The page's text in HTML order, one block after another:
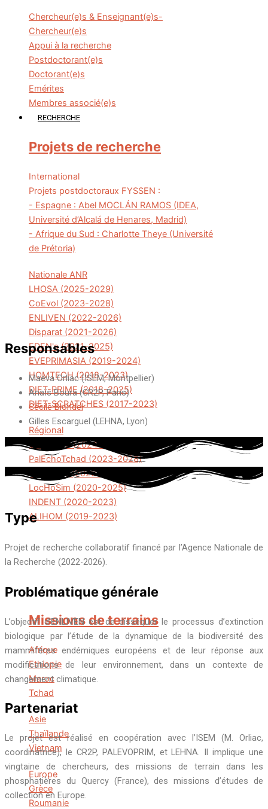
Chercheur(e)s & Enseignant(e)s-
Chercheur(e)s
Appui à la recherche
Postdoctorant(e)s
Doctorant(e)s
Emérites
Membres associé(e)s
RECHERCHE
Projets de recherche
International
Projets postdoctoraux FYSSEN :
- Espagne : Abel MOCLÁN RAMOS (IDEA,
Université d’Alcalá de Henares, Madrid)
- Afrique du Sud : Charlotte Theye (Université
de Prétoria)
Nationale ANR
LHOSA (2025-2029)
CoEvol (2023-2028)
ENLIVEN (2022-2026)
Disparat (2021-2026)
EDEN's (2021-2025)
EVEPRIMASIA (2019-2024)
HOMTECH (2018-2023)
DIET-PRIME (2018-2025)
DIET-SCRATCHES (2017-2023)
Régional
COVAROS (2024-2029)
PalEchoTchad (2023-2028)
AQUAPAL (2022-2027)
LocHoSim (2020-2025)
INDENT (2020-2023)
ALIHOM (2019-2023)
Missions de terrains
Afrique
Ethiopie
Maroc
Tchad
Asie
Thaïlande
Vietnam
Europe
Grèce
Roumanie
Responsables
Maeva Orliac (ISEM, Montpellier)
Anaïs Boura (CR2P, Paris)
Cécile Blondel
Gilles Escarguel (LEHNA, Lyon)
Type
Projet de recherche collaboratif financé par l’Agence Nationale de
la Recherche (2022-2026).
Problématique générale
L’objectif d’ENLIVEN est de disséquer le processus d’extinction
biologique par l’étude de la dynamique de la biodiversité des
mammifères endémiques européens et de leur réponse aux
modifications de leur environnement, dans un contexte de
changement climatique.
Partenariat
Le projet est réalisé en coopération avec l’ISEM (M. Orliac,
coordinatrice), le CR2P, PALEVOPRIM, et LEHNA. Il implique une
vingtaine de chercheurs, des missions de terrain dans les
phosphatières du Quercy (France), des missions d’études de
collection en Europe.